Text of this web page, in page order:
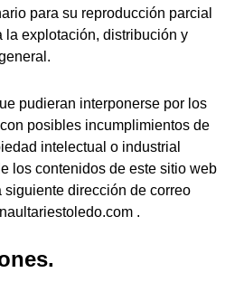
para su reproducción parcial
la explotación, distribución y
pudieran interponerse por los
posibles incumplimientos de
intelectual o industrial
los contenidos de este sitio web
dirección de correo
.